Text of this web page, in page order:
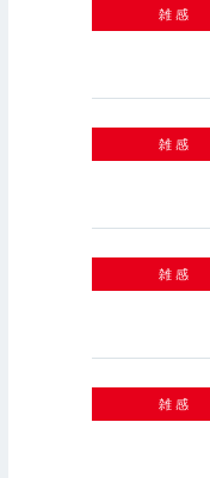
雑感
雑感
雑感
雑感